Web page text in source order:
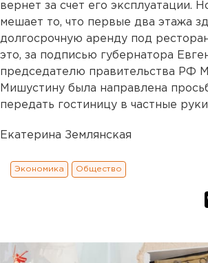
вернет за счет его эксплуатации.
мешает то, что первые два этажа
долгосрочную аренду под
это, за подписью губернатора
председателю правительства РФ
Мишустину была направлена
передать гостиницу в частные
Екатерина Землянская
Экономика Общество